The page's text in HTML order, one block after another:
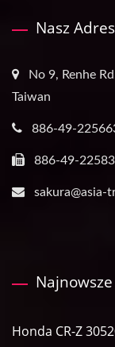
Nasz Adres
No 9, Renhe
Taiwan
886-49-
886-49-
Honda CR-Z